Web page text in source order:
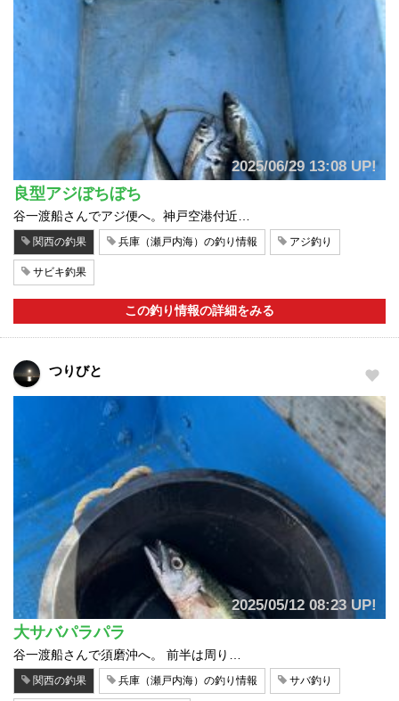
2025/06/29 13:08 UP!
良型アジぼちぼち
谷一渡船さんでアジ便へ。神戸空港付近…
関西の釣果 兵庫（瀬戸内海）の釣り情報 アジ釣り
サビキ釣果
この釣り情報の詳細をみる
つりびと
2025/05/12 08:23 UP!
大サバパラパラ
谷一渡船さんで須磨沖へ。 前半は周り…
関西の釣果 兵庫（瀬戸内海）の釣り情報 サバ釣り